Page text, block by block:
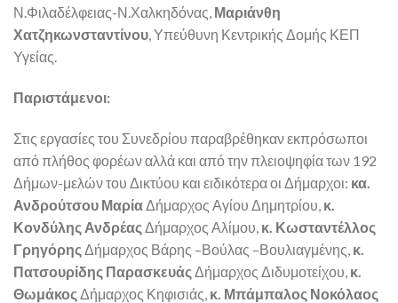
Ν.Φιλαδέλφειας-Ν.Χαλκηδόνας, Μαριάνθη
Χατζηκωνσταντίνου, Υπεύθυνη Κεντρικής Δομής ΚΕΠ
Υγείας.
Παριστάμενοι:
Στις εργασίες του Συνεδρίου παραβρέθηκαν εκπρόσωποι
από πλήθος φορέων αλλά και από την πλειοψηφία των 192
Δήμων-μελών του Δικτύου και ειδικότερα οι Δήμαρχοι: κα.
Ανδρούτσου Μαρία Δήμαρχος Αγίου Δημητρίου, κ.
Κονδύλης Ανδρέας Δήμαρχος Αλίμου, κ. Κωσταντέλλος
Γρηγόρης Δήμαρχος Βάρης –Βούλας –Βουλιαγμένης, κ.
Πατσουρίδης Παρασκευάς Δήμαρχος Διδυμοτείχου, κ.
Θωμάκος Δήμαρχος Κηφισιάς, κ. Μπάμπαλος Νοκόλαος